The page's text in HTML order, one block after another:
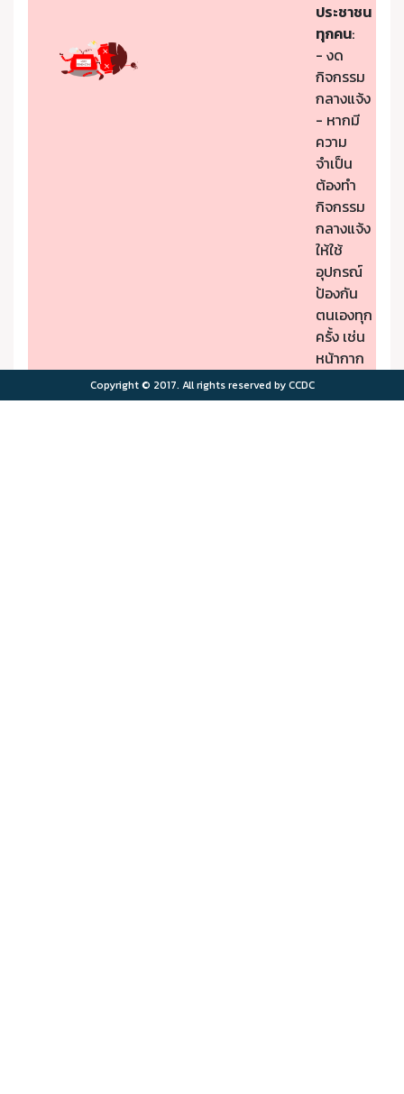
ประชาชน
ทุกคน:
- งด
กิจกรรม
กลางแจ้ง
- หากมี
ความ
จำเป็น
ต้องทำ
กิจกรรม
กลางแจ้ง
ให้ใช้
อุปกรณ์
ป้องกัน
ตนเองทุก
ครั้ง เช่น
หน้ากาก
PM2.5
Copyright © 2017. All rights reserved by CCDC